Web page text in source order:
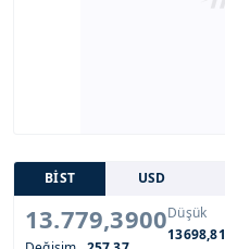
BİST USD
13.779,3900Düşük
13698,81